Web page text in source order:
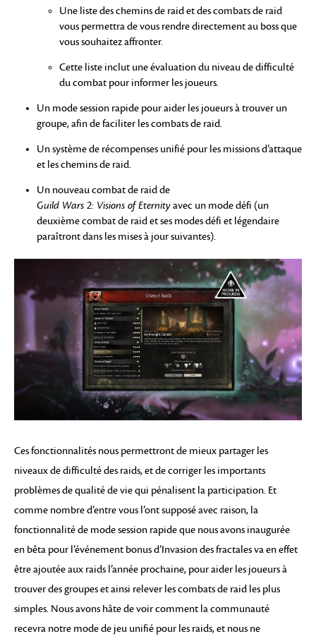
Une liste des chemins de raid et des combats de raid
vous permettra de vous rendre directement au boss que
vous souhaitez affronter.
Cette liste inclut une évaluation du niveau de difficulté
du combat pour informer les joueurs.
Un mode session rapide pour aider les joueurs à trouver un
groupe, afin de faciliter les combats de raid.
Un système de récompenses unifié pour les missions d’attaque
et les chemins de raid.
Un nouveau combat de raid de
Guild Wars 2: Visions of Eternityavec un mode défi (un
deuxième combat de raid et ses modes défi et légendaire
paraîtront dans les mises à jour suivantes).
Ces fonctionnalités nous permettront de mieux partager les
niveaux de difficulté des raids, et de corriger les importants
problèmes de qualité de vie qui pénalisent la participation. Et
comme nombre d’entre vous l’ont supposé avec raison, la
fonctionnalité de mode session rapide que nous avons inaugurée
en bêta pour l’événement bonus d’Invasion des fractales va en effet
être ajoutée aux raids l’année prochaine, pour aider les joueurs à
trouver des groupes et ainsi relever les combats de raid les plus
simples. Nous avons hâte de voir comment la communauté
recevra notre mode de jeu unifié pour les raids, et nous ne